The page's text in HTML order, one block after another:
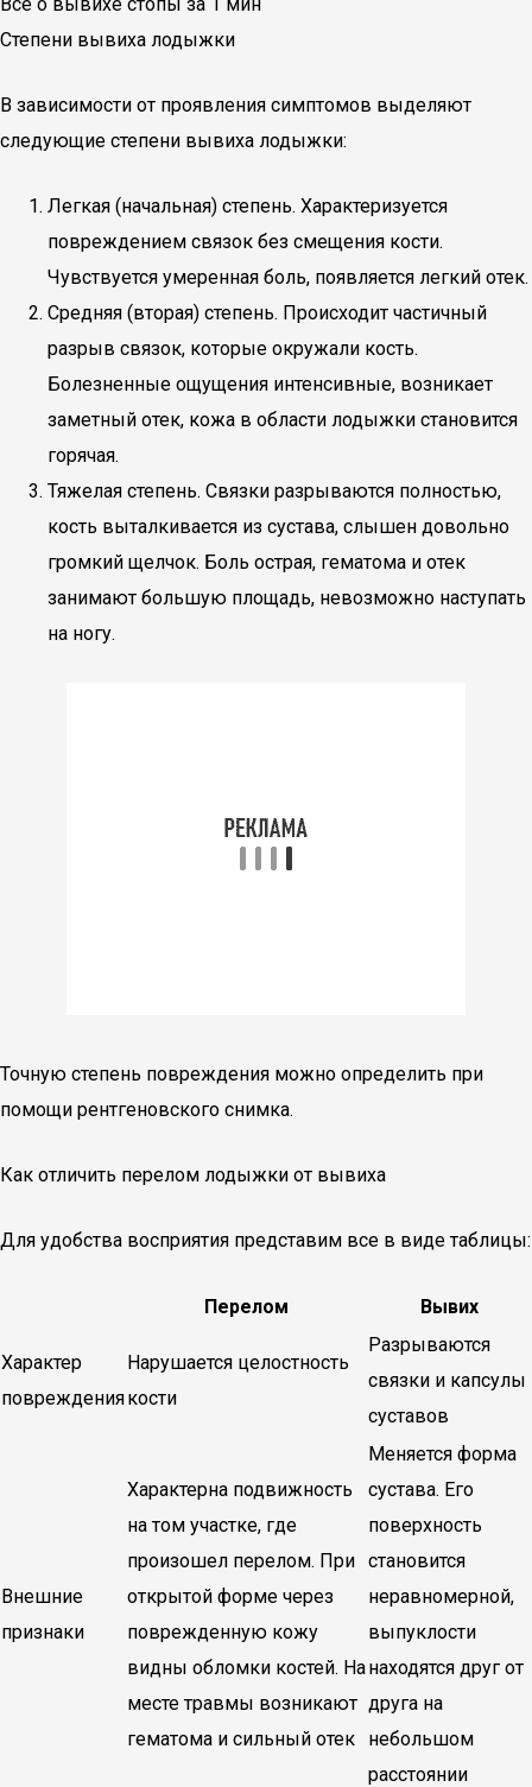
Степени вывиха лодыжки
В зависимости от проявления симптомов выделяют
следующие степени вывиха лодыжки:
Легкая (начальная) степень. Характеризуется
повреждением связок без смещения кости.
Чувствуется умеренная боль, появляется легкий отек.
Средняя (вторая) степень. Происходит частичный
разрыв связок, которые окружали кость.
Болезненные ощущения интенсивные, возникает
заметный отек, кожа в области лодыжки становится
горячая.
Тяжелая степень. Связки разрываются полностью,
кость выталкивается из сустава, слышен довольно
громкий щелчок. Боль острая, гематома и отек
занимают большую площадь, невозможно наступать
на ногу.
Точную степень повреждения можно определить при
помощи рентгеновского снимка.
Как отличить перелом лодыжки от вывиха
Для удобства восприятия представим все в виде таблицы:
Перелом Вывих
Характер
повреждения
Нарушается целостность
кости
Разрываются
связки и капсулы
суставов
Внешние
признаки
Характерна подвижность
на том участке, где
произошел перелом. При
открытой форме через
поврежденную кожу
видны обломки костей. На
месте травмы возникают
гематома и сильный отек
Меняется форма
сустава. Его
поверхность
становится
неравномерной,
выпуклости
находятся друг от
друга на
небольшом
расстоянии